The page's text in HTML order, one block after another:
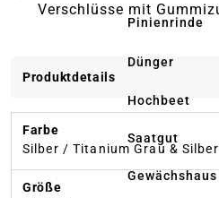
Pinienrinde
Dünger
Hochbeet
Saatgut
Gewächshaus
Verschlüsse mit
Produktdetails
Farbe
Silber / Titanium Grau & Silber
Größe